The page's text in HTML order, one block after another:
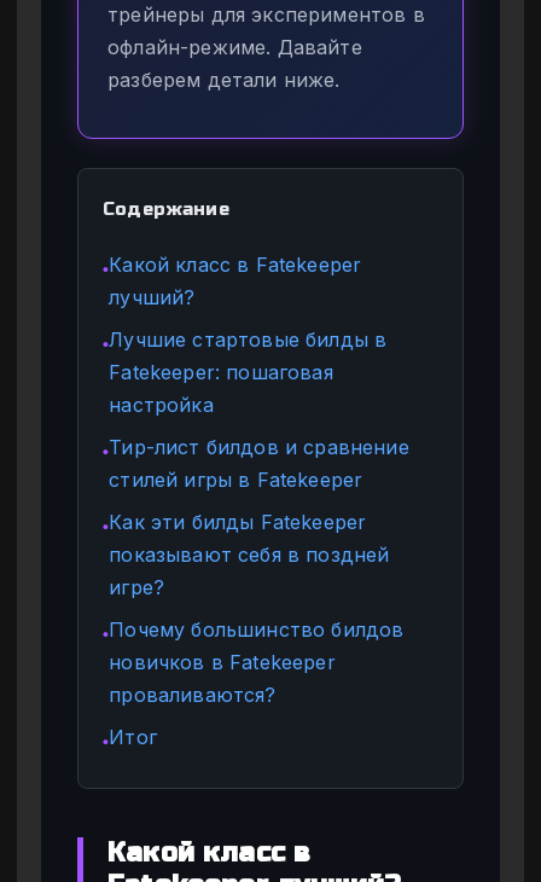
трейнеры для экспериментов в
офлайн-режиме. Давайте
разберем детали ниже.
Содержание
●Какой класс в Fatekeeper
лучший?
●Лучшие стартовые билды в
Fatekeeper: пошаговая
настройка
●Тир-лист билдов и сравнение
стилей игры в Fatekeeper
●Как эти билды Fatekeeper
показывают себя в поздней
игре?
●Почему большинство билдов
новичков в Fatekeeper
проваливаются?
●Итог
Какой класс в